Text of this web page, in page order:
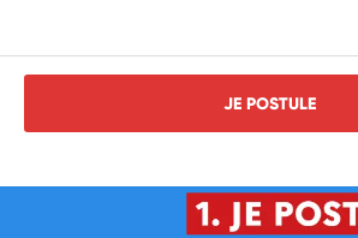
JE POSTULE